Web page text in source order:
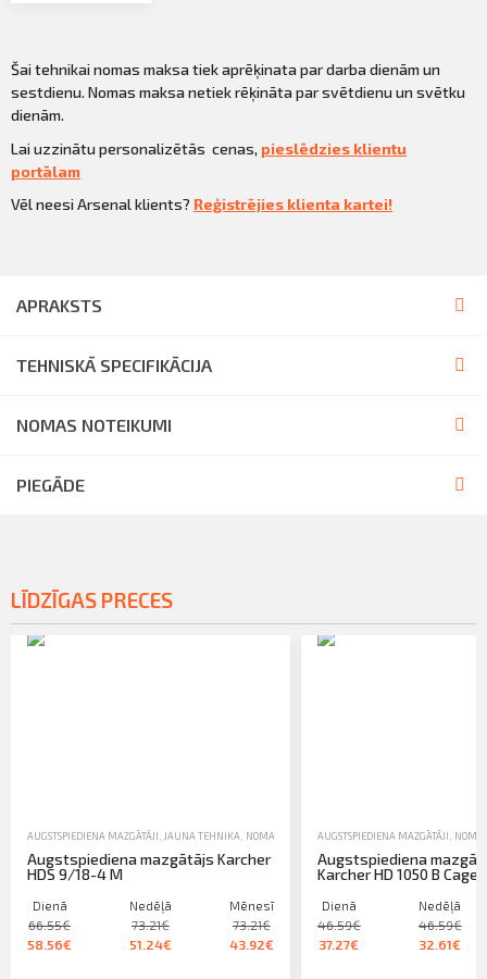
Šai tehnikai nomas maksa tiek aprēķinata par darba dienām un
sestdienu. Nomas maksa netiek rēķināta par svētdienu un svētku
dienām.
Lai uzzinātu personalizētās cenas, pieslēdzies klientu
portālam
Vēl neesi Arsenal klients? Reģistrējies klienta kartei!
APRAKSTS
TEHNISKĀ SPECIFIKĀCIJA
NOMAS NOTEIKUMI
PIEGĀDE
LĪDZĪGAS PRECES
AUGSTSPIEDIENA MAZGĀTĀJI JAUNA TEHNIKA NOMA TĪRĪŠANAS IEKĀRTAS- MAZGĀTĀJI,
Augstspiediena mazgātājs Karcher
HDS 9/18-4 M
Dienā
66.55€
58.56€
Nedēļā
73.21€
51.24€
Mēnesī
73.21€
43.92€
AUGSTSPIEDIENA MAZGĀTĀJI NOMA
Augstspiediena
Karcher HD 1050 B
Dienā
46.59€
37.27€
Nedēļā
46.59€
32.61€